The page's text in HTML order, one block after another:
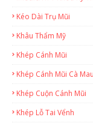
Kéo Dài Trụ Mũi
Khâu Thẩm Mỹ
Khép Cánh Mũi
Khép Cánh Mũi Cà Mau
Khép Cuộn Cánh Mũi
Khép Lỗ Tai Vểnh